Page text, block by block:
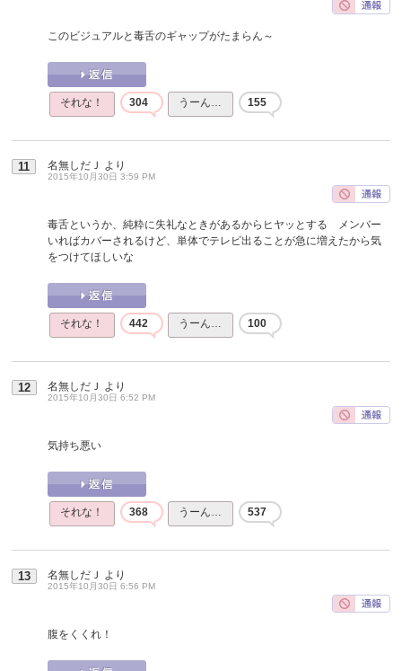
このビジュアルと毒舌のギャップがたまらん～
それな！ 304 うーん… 155
11 名無しだＪ より
2015年10月30日 3:59 PM
毒舌というか、純粋に失礼なときがあるからヒヤッとする メンバー
いればカバーされるけど、単体でテレビ出ることが急に増えたから気
をつけてほしいな
それな！ 442 うーん… 100
12 名無しだＪ より
2015年10月30日 6:52 PM
気持ち悪い
それな！ 368 うーん… 537
13 名無しだＪ より
2015年10月30日 6:56 PM
腹をくくれ！